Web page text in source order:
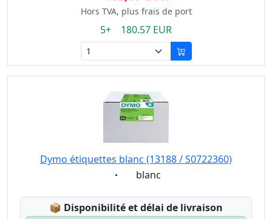
Hors TVA, plus frais de port
5+ 180.57 EUR
Dymo étiquettes blanc (13188 / S0722360)
Eigenschaft:
blanc
📦 Lagerstatus:
Disponibilité et délai de livraison